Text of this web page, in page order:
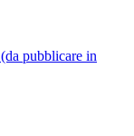
pubblicare in